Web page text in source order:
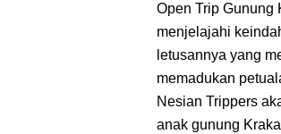
Open Trip Gunung
menjelajahi
letusannya yang
memadukan
Nesian Trippers
anak gunung